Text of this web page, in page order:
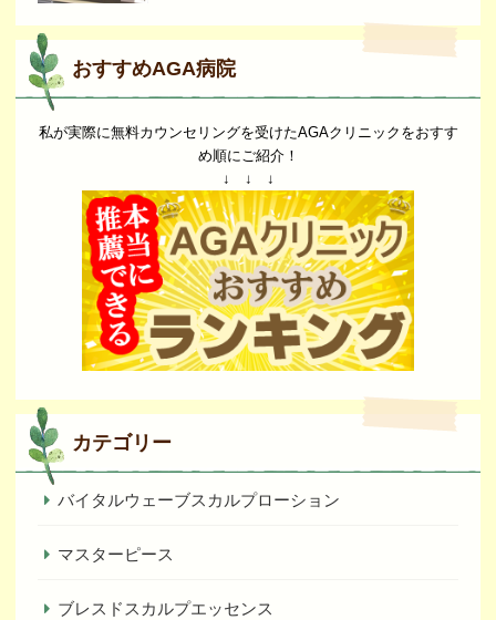
おすすめAGA病院
私が実際に無料カウンセリングを受けたAGAクリニックをおすす
め順にご紹介！
↓ ↓ ↓
カテゴリー
バイタルウェーブスカルプローション
マスターピース
ブレスドスカルプエッセンス